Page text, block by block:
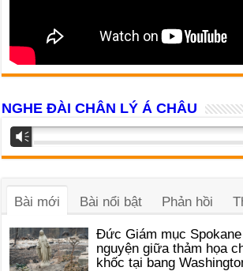
NGHE ĐÀI CHÂN LÝ Á CHÂU
Trình
phát
âm
Vm
Bài mới Bài nổi bật Phản hồi
Đức Giám mục
nguyện giữa thảm họa
khốc tại bang